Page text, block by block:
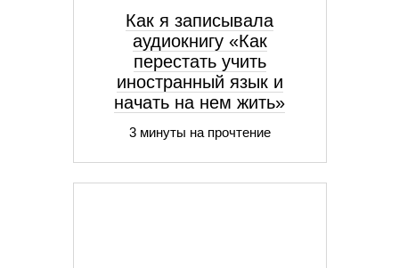
Как я записывала
аудиокнигу «Как
перестать учить
иностранный язык и
начать на нем жить»
3 минуты на прочтение